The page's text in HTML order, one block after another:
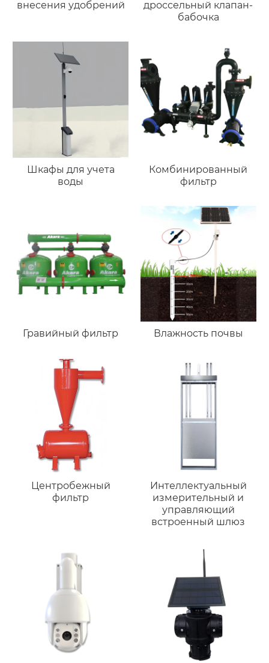
внесения удобрений
дроссельный клапан-
бабочка
Шкафы для учета
воды
Комбинированный
фильтр
Гравийный фильтр Влажность почвы
Центробежный
фильтр
Интеллектуальный
измерительный и
управляющий
встроенный шлюз